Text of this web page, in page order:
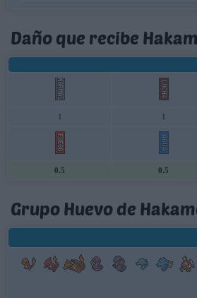
Daño que recibe
1 1
0.5 0.5
Grupo Huevo de